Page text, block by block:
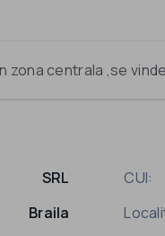
zona centrala ,se
SRL CUI:
Braila